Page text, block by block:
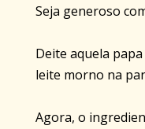
Seja generoso
Deite aquela papa
leite morno na
Agora, o